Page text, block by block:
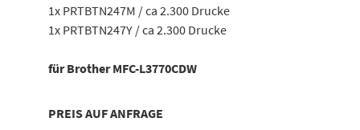
1x PRTBTN247M / ca 2.300 Drucke
1x PRTBTN247Y / ca 2.300 Drucke
für Brother MFC-L3770CDW
PREIS AUF ANFRAGE